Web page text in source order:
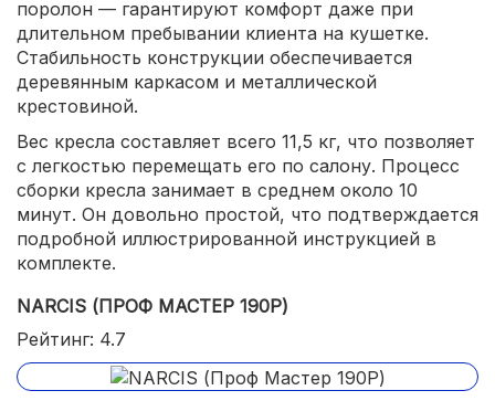
поролон — гарантируют комфорт даже при
длительном пребывании клиента на кушетке.
Стабильность конструкции обеспечивается
деревянным каркасом и металлической
крестовиной.
Вес кресла составляет всего 11,5 кг, что позволяет
с легкостью перемещать его по салону. Процесс
сборки кресла занимает в среднем около 10
минут. Он довольно простой, что подтверждается
подробной иллюстрированной инструкцией в
комплекте.
NARCIS (ПРОФ МАСТЕР 190Р)
Рейтинг: 4.7